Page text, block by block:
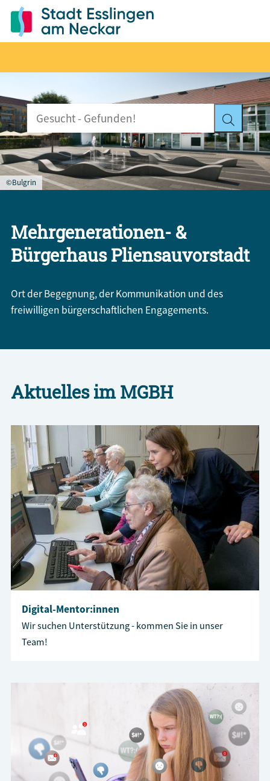
©Bulgrin
Mehrgenerationen- &
Bürgerhaus Pliensauvorstadt
Ort der Begegnung, der Kommunikation und des
freiwilligen bürgerschaftlichen Engagements.
Aktuelles im MGBH
Digital-Mentor:innen
Wir suchen Unterstützung - kommen Sie in unser
Team!